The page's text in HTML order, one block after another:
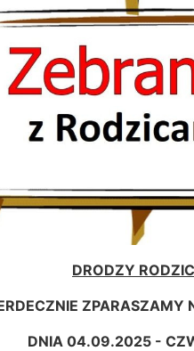
DRODZY
ZPARASZAMY
DNIA 04.09.2025 -